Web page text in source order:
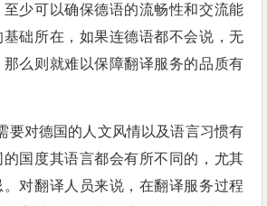
少可以确保德语的流畅性和交流能
础所在，如果连德语都不会说，无
么则就难以保障翻译服务的品质有
要对德国的人文风情以及语言习惯有
国度其语言都会有所不同的，尤其
对翻译人员来说，在翻译服务过程